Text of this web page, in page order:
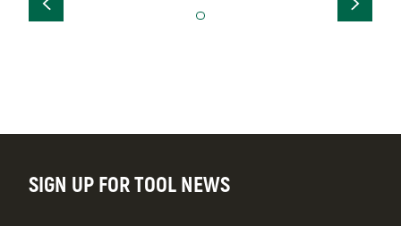
SIGN UP FOR TOOL NEWS